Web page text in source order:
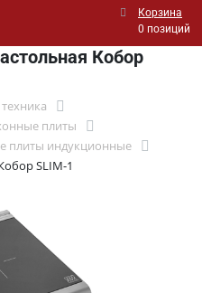
Корзина
0 позиций
Кобор
плиты
плиты индукционные
SLIM-1